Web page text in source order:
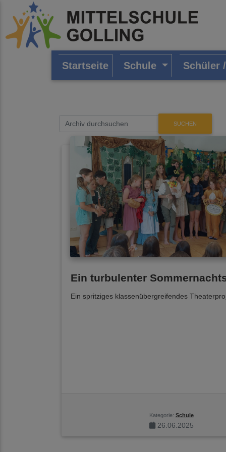
Startseite Schule Schüler
Ein turbulenter
Ein spritziges klassenübergreifendes
Kategorie: Schule
26.06.2025